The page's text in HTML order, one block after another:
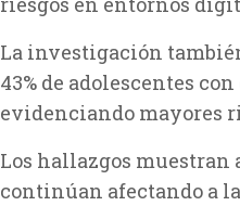
La investigación
43% de adolescentes
evidenciando mayores
Los hallazgos muestran
continúan afectando a